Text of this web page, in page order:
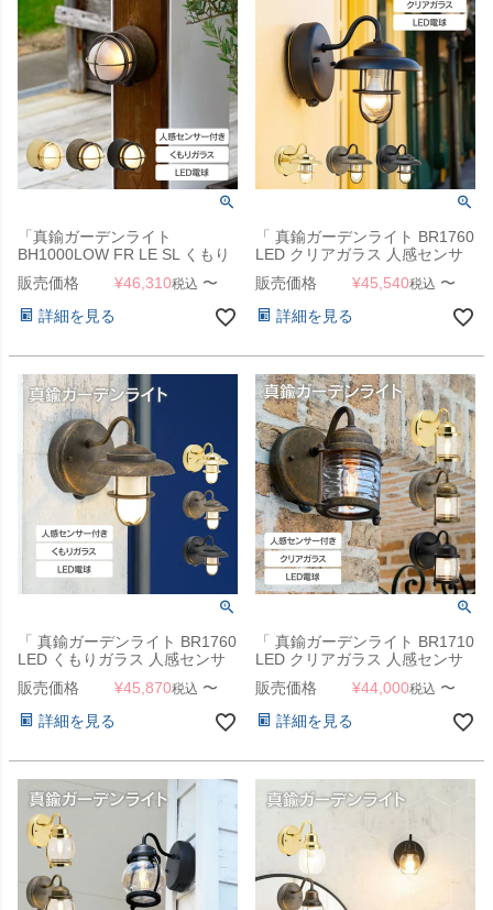
「真鍮ガーデンライト
BH1000LOW FR LE SL くもり
ガラス 人感センサー付き」
販売価格 ¥46,310税込 〜
詳細を見る
「 真鍮ガーデンライト BR1760
LED クリアガラス 人感センサ
ー付き 」
販売価格 ¥45,540税込 〜
詳細を見る
「 真鍮ガーデンライト BR1760
LED くもりガラス 人感センサ
ー付き 」
販売価格 ¥45,870税込 〜
詳細を見る
「 真鍮ガーデンライト BR1710
LED クリアガラス 人感センサ
ー付き 」
販売価格 ¥44,000税込 〜
詳細を見る